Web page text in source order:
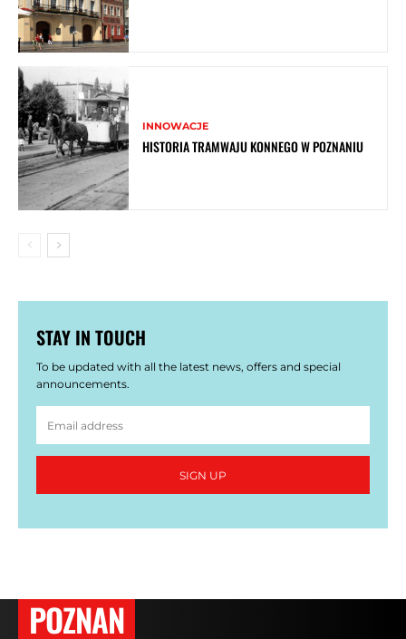
INNOWACJE
HISTORIA TRAMWAJU KONNEGO W POZNANIU
STAY IN TOUCH
To be updated with all the latest news, offers and special
announcements.
SIGN UP
POZNAN